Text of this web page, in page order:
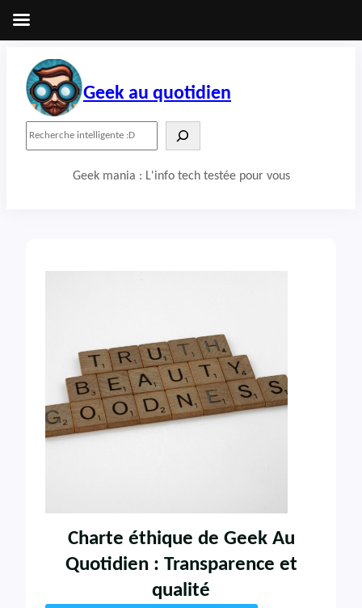
contenu
Geek au quotidien
Geek mania : L'info tech testée pour vous
Charte éthique de Geek Au
Quotidien : Transparence et
qualité